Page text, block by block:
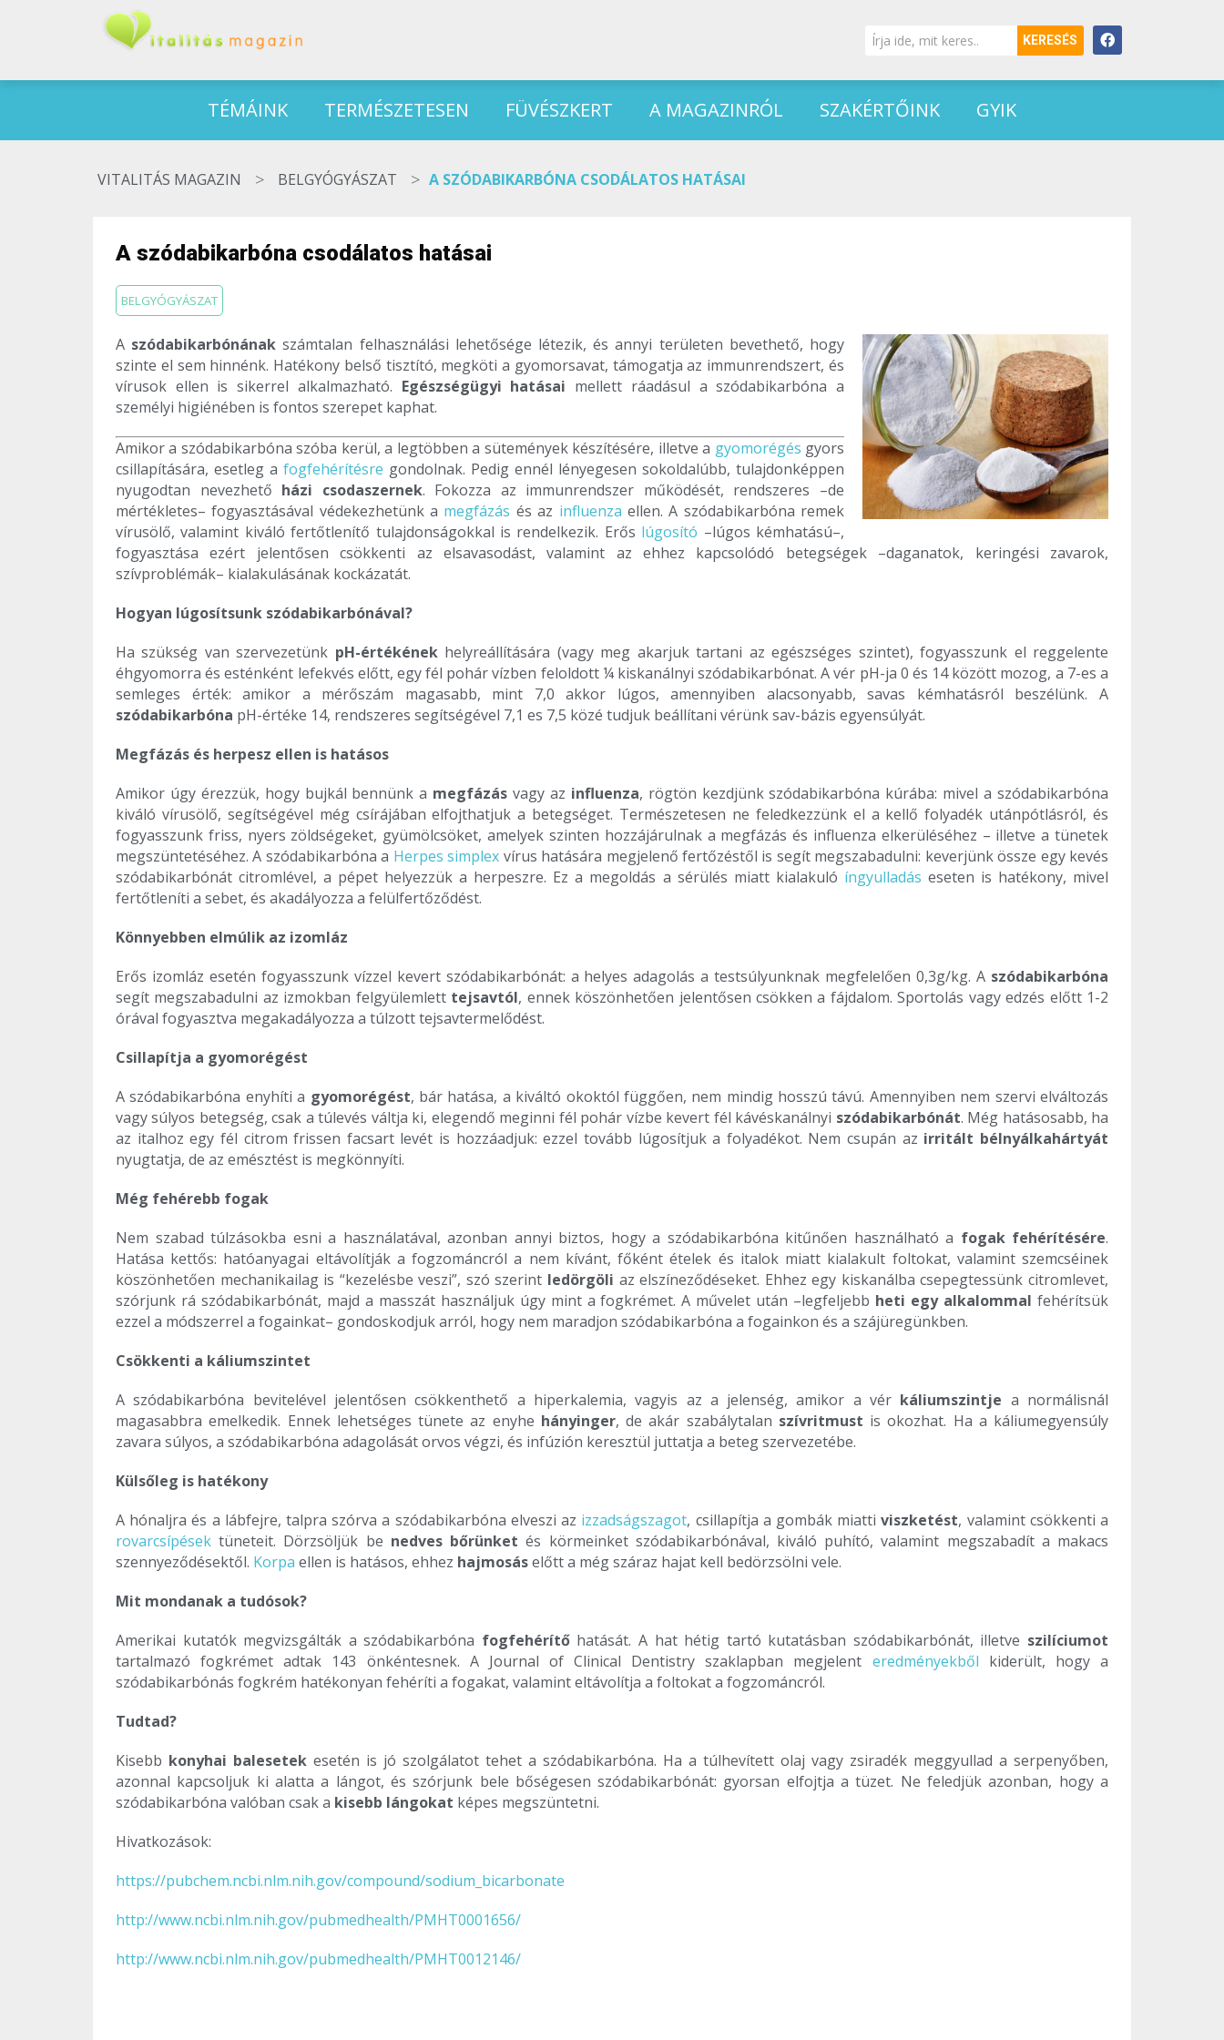
KERESÉS
TÉMÁINK TERMÉSZETESEN FÜVÉSZKERT A MAGAZINRÓL SZAKÉRTŐINK GYIK
VITALITÁS MAGAZIN > BELGYÓGYÁSZAT > A SZÓDABIKARBÓNA CSODÁLATOS HATÁSAI
A szódabikarbóna csodálatos hatásai
BELGYÓGYÁSZAT
A szódabikarbónának számtalan felhasználási lehetősége létezik, és annyi területen bevethető, hogy
szinte el sem hinnénk. Hatékony belső tisztító, megköti a gyomorsavat, támogatja az immunrendszert, és
vírusok ellen is sikerrel alkalmazható. Egészségügyi hatásai mellett ráadásul a szódabikarbóna a
személyi higiénében is fontos szerepet kaphat.
Amikor a szódabikarbóna szóba kerül, a legtöbben a sütemények készítésére, illetve a gyomorégés gyors
csillapítására, esetleg a fogfehérítésre gondolnak. Pedig ennél lényegesen sokoldalúbb, tulajdonképpen
nyugodtan nevezhető házi csodaszernek. Fokozza az immunrendszer működését, rendszeres –de
mértékletes– fogyasztásával védekezhetünk a megfázás és az influenza ellen. A szódabikarbóna remek
vírusölő, valamint kiváló fertőtlenítő tulajdonságokkal is rendelkezik. Erős lúgosító –lúgos kémhatású–,
fogyasztása ezért jelentősen csökkenti az elsavasodást, valamint az ehhez kapcsolódó betegségek –daganatok, keringési zavarok,
szívproblémák– kialakulásának kockázatát.
Hogyan lúgosítsunk szódabikarbónával?
Ha szükség van szervezetünk pH-értékénekhelyreállítására (vagy meg akarjuk tartani az egészséges szintet), fogyasszunk el reggelente
éhgyomorra és esténként lefekvés előtt, egy fél pohár vízben feloldott ¼ kiskanálnyi szódabikarbónat. A vér pH-ja 0 és 14 között mozog, a 7-es a
semleges érték: amikor a mérőszám magasabb, mint 7,0 akkor lúgos, amennyiben alacsonyabb, savas kémhatásról beszélünk. A
szódabikarbóna pH-értéke 14, rendszeres segítségével 7,1 es 7,5 közé tudjuk beállítani vérünk sav-bázis egyensúlyát.
Megfázás és herpesz ellen is hatásos
Amikor úgy érezzük, hogy bujkál bennünk a megfázás vagy az influenza, rögtön kezdjünk szódabikarbóna kúrába: mivel a szódabikarbóna
kiváló vírusölő, segítségével még csírájában elfojthatjuk a betegséget. Természetesen ne feledkezzünk el a kellő folyadék utánpótlásról, és
fogyasszunk friss, nyers zöldségeket, gyümölcsöket, amelyek szinten hozzájárulnak a megfázás és influenza elkerüléséhez – illetve a tünetek
megszüntetéséhez. A szódabikarbóna a Herpes simplex vírus hatására megjelenő fertőzéstől is segít megszabadulni: keverjünk össze egy kevés
szódabikarbónát citromlével, a pépet helyezzük a herpeszre. Ez a megoldás a sérülés miatt kialakuló íngyulladás eseten is hatékony, mivel
fertőtleníti a sebet, és akadályozza a felülfertőződést.
Könnyebben elmúlik az izomláz
Erős izomláz esetén fogyasszunk vízzel kevert szódabikarbónát: a helyes adagolás a testsúlyunknak megfelelően 0,3g/kg. A szódabikarbóna
segít megszabadulni az izmokban felgyülemlett tejsavtól, ennek köszönhetően jelentősen csökken a fájdalom. Sportolás vagy edzés előtt 1-2
órával fogyasztva megakadályozza a túlzott tejsavtermelődést.
Csillapítja a gyomorégést
A szódabikarbóna enyhíti a gyomorégést, bár hatása, a kiváltó okoktól függően, nem mindig hosszú távú. Amennyiben nem szervi elváltozás
vagy súlyos betegség, csak a túlevés váltja ki, elegendő meginni fél pohár vízbe kevert fél kávéskanálnyi szódabikarbónát. Még hatásosabb, ha
az italhoz egy fél citrom frissen facsart levét is hozzáadjuk: ezzel tovább lúgosítjuk a folyadékot. Nem csupán az irritált bélnyálkahártyát
nyugtatja, de az emésztést is megkönnyíti.
Még fehérebb fogak
Nem szabad túlzásokba esni a használatával, azonban annyi biztos, hogy a szódabikarbóna kitűnően használható a fogak fehérítésére.
Hatása kettős: hatóanyagai eltávolítják a fogzománcról a nem kívánt, főként ételek és italok miatt kialakult foltokat, valamint szemcséinek
köszönhetően mechanikailag is “kezelésbe veszi”, szó szerint ledörgöli az elszíneződéseket. Ehhez egy kiskanálba csepegtessünk citromlevet,
szórjunk rá szódabikarbónát, majd a masszát használjuk úgy mint a fogkrémet. A művelet után –legfeljebb heti egy alkalommal fehérítsük
ezzel a módszerrel a fogainkat– gondoskodjuk arról, hogy nem maradjon szódabikarbóna a fogainkon és a szájüregünkben.
Csökkenti a káliumszintet
A szódabikarbóna bevitelével jelentősen csökkenthető a hiperkalemia, vagyis az a jelenség, amikor a vér káliumszintje a normálisnál
magasabbra emelkedik. Ennek lehetséges tünete az enyhe hányinger, de akár szabálytalan szívritmust is okozhat. Ha a káliumegyensúly
zavara súlyos, a szódabikarbóna adagolását orvos végzi, és infúzión keresztül juttatja a beteg szervezetébe.
Külsőleg is hatékony
A hónaljra és a lábfejre, talpra szórva a szódabikarbóna elveszi az izzadságszagot, csillapítja a gombák miattiviszketést, valamint csökkenti a
rovarcsípések tüneteit. Dörzsöljük be nedves bőrünket és körmeinket szódabikarbónával, kiváló puhító, valamint megszabadít a makacs
szennyeződésektől. Korpa ellen is hatásos, ehhez hajmosáselőtt a még száraz hajat kell bedörzsölni vele.
Mit mondanak a tudósok?
Amerikai kutatók megvizsgálták a szódabikarbóna fogfehérítőhatását. A hat hétig tartó kutatásban szódabikarbónát, illetve szilíciumot
tartalmazó fogkrémet adtak 143 önkéntesnek. A Journal of Clinical Dentistry szaklapban megjelent eredményekből kiderült, hogy a
szódabikarbónás fogkrém hatékonyan fehéríti a fogakat, valamint eltávolítja a foltokat a fogzománcról.
Tudtad?
Kisebb konyhai balesetek esetén is jó szolgálatot tehet a szódabikarbóna. Ha a túlhevített olaj vagy zsiradék meggyullad a serpenyőben,
azonnal kapcsoljuk ki alatta a lángot, és szórjunk bele bőségesen szódabikarbónát: gyorsan elfojtja a tüzet. Ne feledjük azonban, hogy a
szódabikarbóna valóban csak a kisebb lángokat képes megszüntetni.
Hivatkozások:
https://pubchem.ncbi.nlm.nih.gov/compound/sodium_bicarbonate
http://www.ncbi.nlm.nih.gov/pubmedhealth/PMHT0001656/
http://www.ncbi.nlm.nih.gov/pubmedhealth/PMHT0012146/